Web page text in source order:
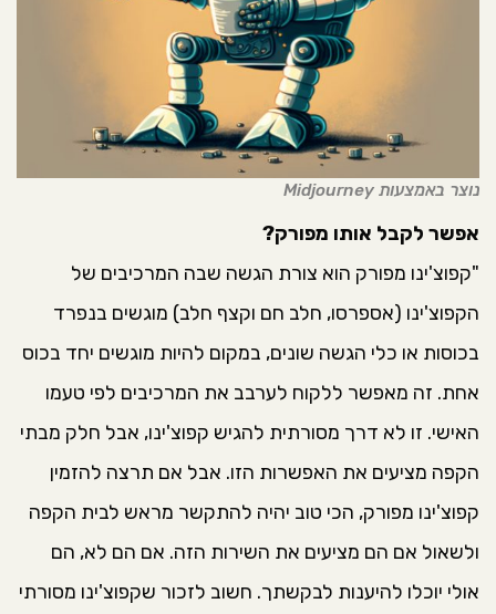
נוצר באמצעות Midjourney
אפשר לקבל אותו מפורק?
"קפוצ'ינו מפורק הוא צורת הגשה שבה המרכיבים של
הקפוצ'ינו (אספרסו, חלב חם וקצף חלב) מוגשים בנפרד
בכוסות או כלי הגשה שונים, במקום להיות מוגשים יחד בכוס
אחת. זה מאפשר ללקוח לערבב את המרכיבים לפי טעמו
האישי. זו לא דרך מסורתית להגיש קפוצ'ינו, אבל חלק מבתי
הקפה מציעים את האפשרות הזו. אבל אם תרצה להזמין
קפוצ'ינו מפורק, הכי טוב יהיה להתקשר מראש לבית הקפה
ולשאול אם הם מציעים את השירות הזה. אם הם לא, הם
אולי יוכלו להיענות לבקשתך. חשוב לזכור שקפוצ'ינו מסורתי